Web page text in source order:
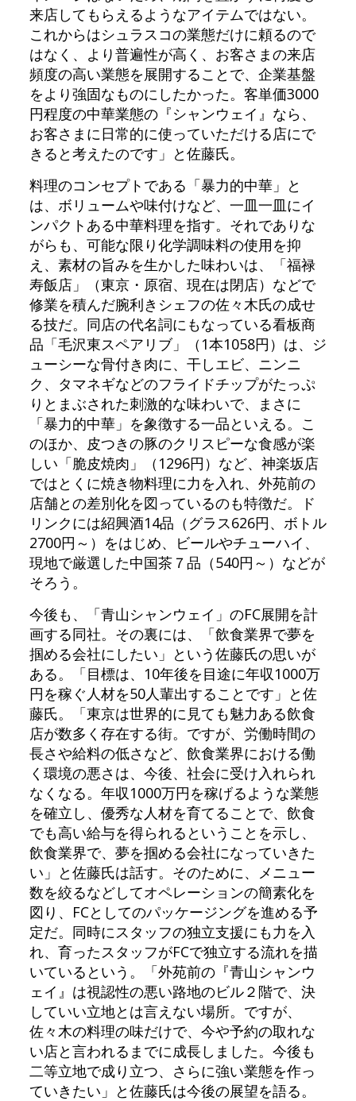
来店してもらえるようなアイテムではない。
これからはシュラスコの業態だけに頼るので
はなく、より普遍性が高く、お客さまの来店
頻度の高い業態を展開することで、企業基盤
をより強固なものにしたかった。客単価3000
円程度の中華業態の『シャンウェイ』なら、
お客さまに日常的に使っていただける店にで
きると考えたのです」と佐藤氏。
料理のコンセプトである「暴力的中華」と
は、ボリュームや味付けなど、一皿一皿にイ
ンパクトある中華料理を指す。それでありな
がらも、可能な限り化学調味料の使用を抑
え、素材の旨みを生かした味わいは、「福禄
寿飯店」（東京・原宿、現在は閉店）などで
修業を積んだ腕利きシェフの佐々木氏の成せ
る技だ。同店の代名詞にもなっている看板商
品「毛沢東スペアリブ」（1本1058円）は、ジ
ューシーな骨付き肉に、干しエビ、ニンニ
ク、タマネギなどのフライドチップがたっぷ
りとまぶされた刺激的な味わいで、まさに
「暴力的中華」を象徴する一品といえる。こ
のほか、皮つきの豚のクリスピーな食感が楽
しい「脆皮焼肉」（1296円）など、神楽坂店
ではとくに焼き物料理に力を入れ、外苑前の
店舗との差別化を図っているのも特徴だ。ド
リンクには紹興酒14品（グラス626円、ボトル
2700円～）をはじめ、ビールやチューハイ、
現地で厳選した中国茶７品（540円～）などが
そろう。
今後も、「青山シャンウェイ」のFC展開を計
画する同社。その裏には、「飲食業界で夢を
掴める会社にしたい」という佐藤氏の思いが
ある。「目標は、10年後を目途に年収1000万
円を稼ぐ人材を50人輩出することです」と佐
藤氏。「東京は世界的に見ても魅力ある飲食
店が数多く存在する街。ですが、労働時間の
長さや給料の低さなど、飲食業界における働
く環境の悪さは、今後、社会に受け入れられ
なくなる。年収1000万円を稼げるような業態
を確立し、優秀な人材を育てることで、飲食
でも高い給与を得られるということを示し、
飲食業界で、夢を掴める会社になっていきた
い」と佐藤氏は話す。そのために、メニュー
数を絞るなどしてオペレーションの簡素化を
図り、FCとしてのパッケージングを進める予
定だ。同時にスタッフの独立支援にも力を入
れ、育ったスタッフがFCで独立する流れを描
いているという。「外苑前の『青山シャンウ
ェイ』は視認性の悪い路地のビル２階で、決
していい立地とは言えない場所。ですが、
佐々木の料理の味だけで、今や予約の取れな
い店と言われるまでに成長しました。今後も
二等立地で成り立つ、さらに強い業態を作っ
ていきたい」と佐藤氏は今後の展望を語る。